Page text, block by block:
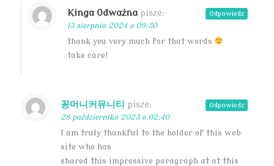
Kinga Odważna pisze:
13 sierpnia 2024 o 09:30
thank you very much for that words
take care!
Odpowiedz
꽁머니커뮤니티 pisze:
28 października 2023 o 02:40
I am truly thankful to the holder of this web
site who has
shared this impressive paragraph at at this
Odpowiedz